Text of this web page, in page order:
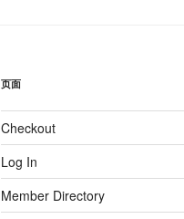
页面
Checkout
Log In
Member Directory